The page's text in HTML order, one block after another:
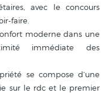
avec le concours
faire.
moderne dans une
immédiate des
se compose d’une
sur le rdc et le premier